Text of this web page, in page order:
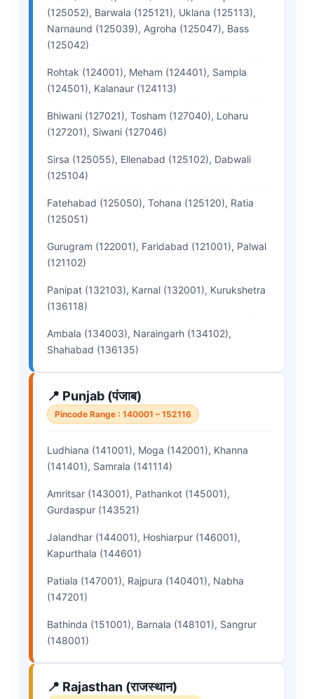
(125052), Barwala (125121), Uklana (125113),
Narnaund (125039), Agroha (125047), Bass
(125042)
Rohtak (124001), Meham (124401), Sampla
(124501), Kalanaur (124113)
Bhiwani (127021), Tosham (127040), Loharu
(127201), Siwani (127046)
Sirsa (125055), Ellenabad (125102), Dabwali
(125104)
Fatehabad (125050), Tohana (125120), Ratia
(125051)
Gurugram (122001), Faridabad (121001), Palwal
(121102)
Panipat (132103), Karnal (132001), Kurukshetra
(136118)
Ambala (134003), Naraingarh (134102),
Shahabad (136135)
📍 Punjab (पंजाब)
Pincode Range : 140001 – 152116
Ludhiana (141001), Moga (142001), Khanna
(141401), Samrala (141114)
Amritsar (143001), Pathankot (145001),
Gurdaspur (143521)
Jalandhar (144001), Hoshiarpur (146001),
Kapurthala (144601)
Patiala (147001), Rajpura (140401), Nabha
(147201)
Bathinda (151001), Barnala (148101), Sangrur
(148001)
📍 Rajasthan (राजस्थान)